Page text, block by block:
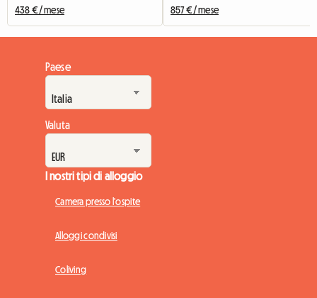
438 € / mese 857 € / mese
Paese
Valuta
I nostri tipi di alloggio
Camera presso l'ospite
Alloggi condivisi
Coliving